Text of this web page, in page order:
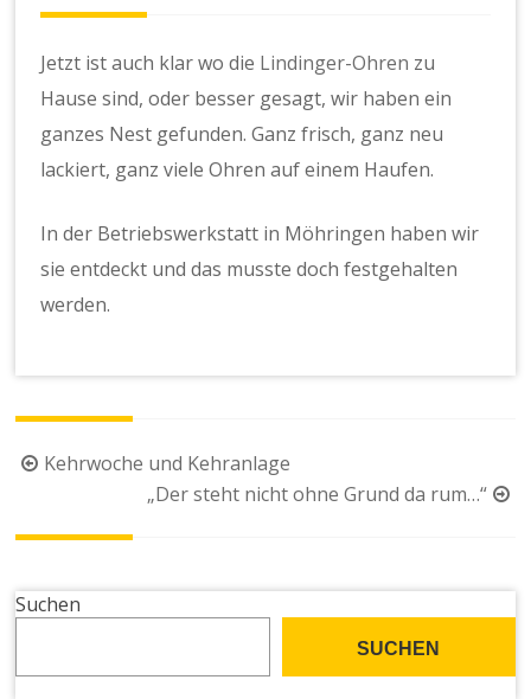
Jetzt ist auch klar wo die Lindinger-Ohren zu
Hause sind, oder besser gesagt, wir haben ein
ganzes Nest gefunden. Ganz frisch, ganz neu
lackiert, ganz viele Ohren auf einem Haufen.
In der Betriebswerkstatt in Möhringen haben wir
sie entdeckt und das musste doch festgehalten
werden.
Beitragsnavigation
Kehrwoche und Kehranlage
„Der steht nicht ohne Grund da rum…“
Suchen
SUCHEN